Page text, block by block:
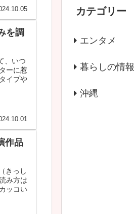
を調
、いつ
ーに惹
イプや
作品
きっし
み方は
ッコい
カテゴリー
エンタメ
暮らしの情報
沖縄